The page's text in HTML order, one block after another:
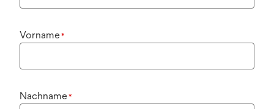
Vorname*
Nachname*